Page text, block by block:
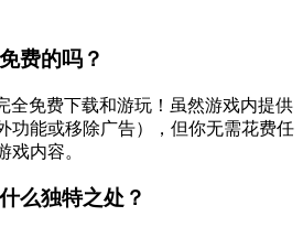
费的吗？
全免费下载和游玩！虽然游戏内提供
功能或移除广告），但你无需花费任
戏内容。
么独特之处？